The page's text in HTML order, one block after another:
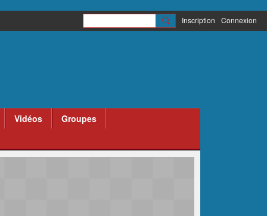
Inscription Connexion
Vidéos
Groupes